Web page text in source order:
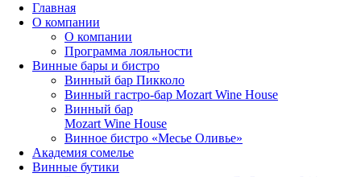
Главная
О компании
О компании
Программа лояльности
Винные бары и бистро
Винный бар Пикколо
Винный гастро-бар Mozart Wine House
Винный бар
Mozart Wine House
Винное бистро «Месье Оливье»
Академия сомелье
Винные бутики